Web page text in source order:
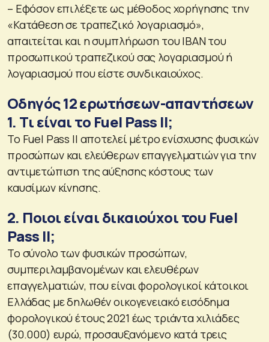
– Εφόσον επιλέξετε ως μέθοδος χορήγησης την
«Κατάθεση σε τραπεζικό λογαριασμό»,
απαιτείται και η συμπλήρωση του IBAN του
προσωπικού τραπεζικού σας λογαριασμού ή
λογαριασμού που είστε συνδικαιούχος.
Οδηγός 12 ερωτήσεων-απαντήσεων
1. Τι είναι το Fuel Pass II;
Το Fuel Pass II αποτελεί μέτρο ενίσχυσης φυσικών
προσώπων και ελεύθερων επαγγελματιών για την
αντιμετώπιση της αύξησης κόστους των
καυσίμων κίνησης.
2. Ποιοι είναι δικαιούχοι του Fuel
Pass II;
Το σύνολο των φυσικών προσώπων,
συμπεριλαμβανομένων και ελευθέρων
επαγγελματιών, που είναι φορολογικοί κάτοικοι
Ελλάδας με δηλωθέν οικογενειακό εισόδημα
φορολογικού έτους 2021 έως τριάντα χιλιάδες
(30.000) ευρώ, προσαυξανόμενο κατά τρεις